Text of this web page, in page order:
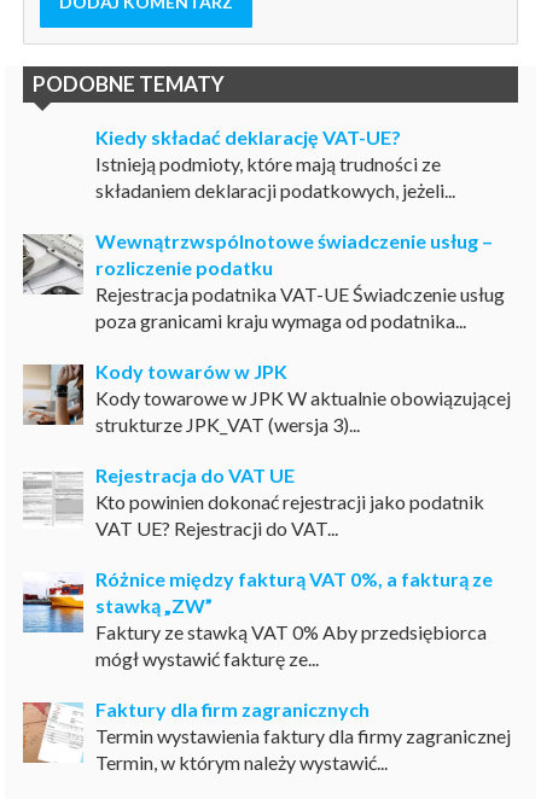
PODOBNE TEMATY
Kiedy składać deklarację VAT-UE?
Istnieją podmioty, które mają trudności ze
składaniem deklaracji podatkowych, jeżeli...
Wewnątrzwspólnotowe świadczenie usług –
rozliczenie podatku
Rejestracja podatnika VAT-UE Świadczenie usług
poza granicami kraju wymaga od podatnika...
Kody towarów w JPK
Kody towarowe w JPK W aktualnie obowiązującej
strukturze JPK_VAT (wersja 3)...
Rejestracja do VAT UE
Kto powinien dokonać rejestracji jako podatnik
VAT UE? Rejestracji do VAT...
Różnice między fakturą VAT 0%, a fakturą ze
stawką „ZW”
Faktury ze stawką VAT 0% Aby przedsiębiorca
mógł wystawić fakturę ze...
Faktury dla firm zagranicznych
Termin wystawienia faktury dla firmy zagranicznej
Termin, w którym należy wystawić...